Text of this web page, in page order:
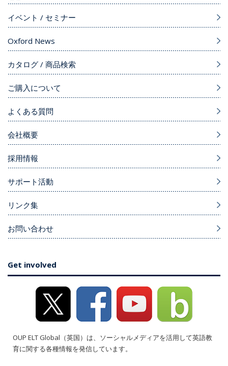
イベント / セミナー
Oxford News
カタログ / 商品検索
ご購入について
よくある質問
会社概要
採用情報
サポート活動
リンク集
お問い合わせ
Get involved
OUP ELT Global（英国）は、ソーシャルメディアを活用して英語教
育に関する各種情報を発信しています。